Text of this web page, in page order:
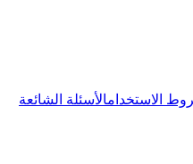
الاستخدامالأسئلة الشائعة